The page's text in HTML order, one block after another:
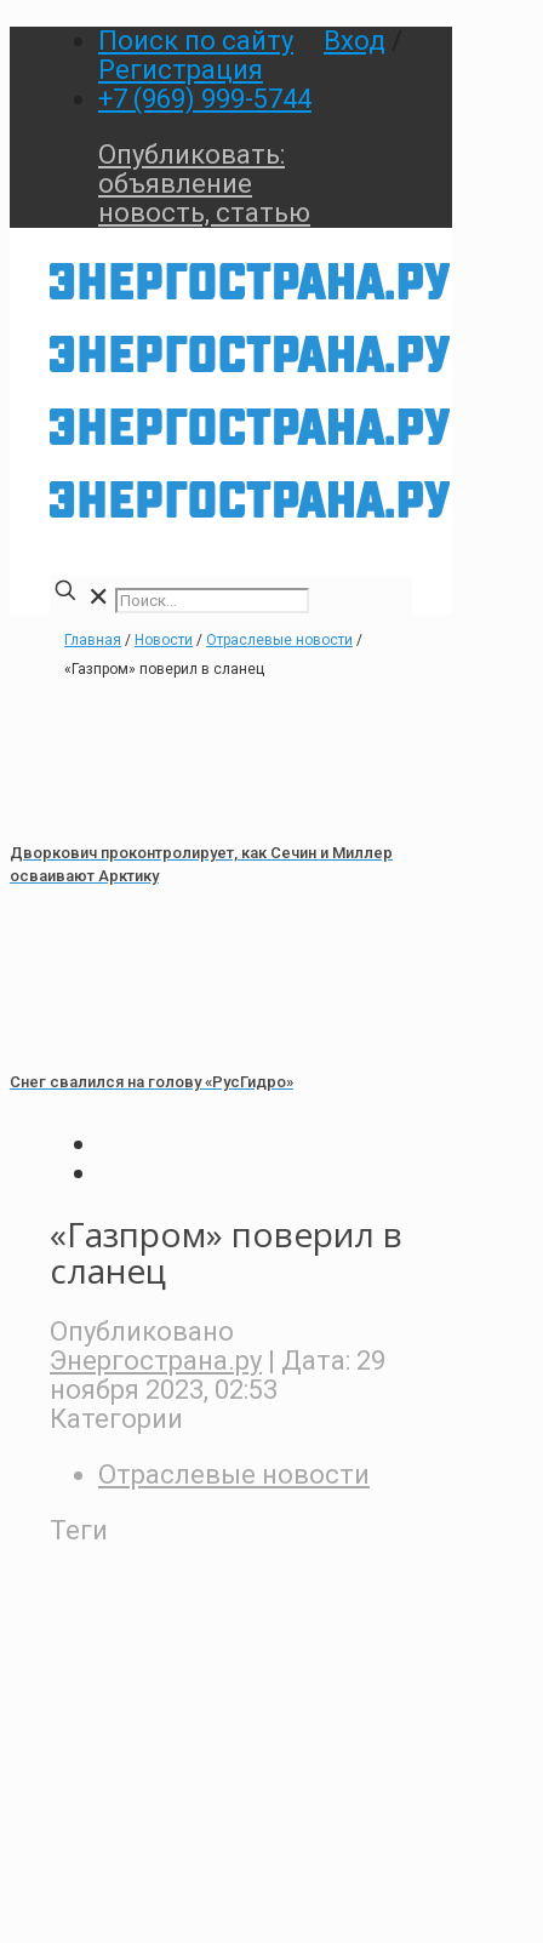
Поиск по сайту Вход
Регистрация
+7 (969) 999-5744
Опубликовать:
объявление
новость, статью
✕
Главная / Новости / Отраслевые новости /
«Газпром» поверил в сланец
Дворкович проконтролирует, как Сечин и Миллер
осваивают Арктику
Снег свалился на голову «РусГидро»
«Газпром» поверил в
сланец
Опубликовано
Энергострана.ру | Дата: 29
ноября 2023, 02:53
Категории
Отраслевые новости
Теги